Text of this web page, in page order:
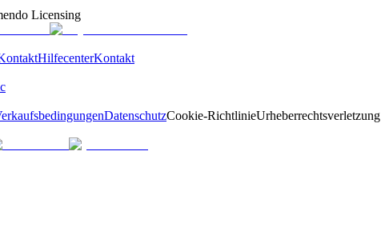
Licensing
HilfecenterKontakt
DatenschutzCookie-RichtlinieUrheberrechtsverletzung